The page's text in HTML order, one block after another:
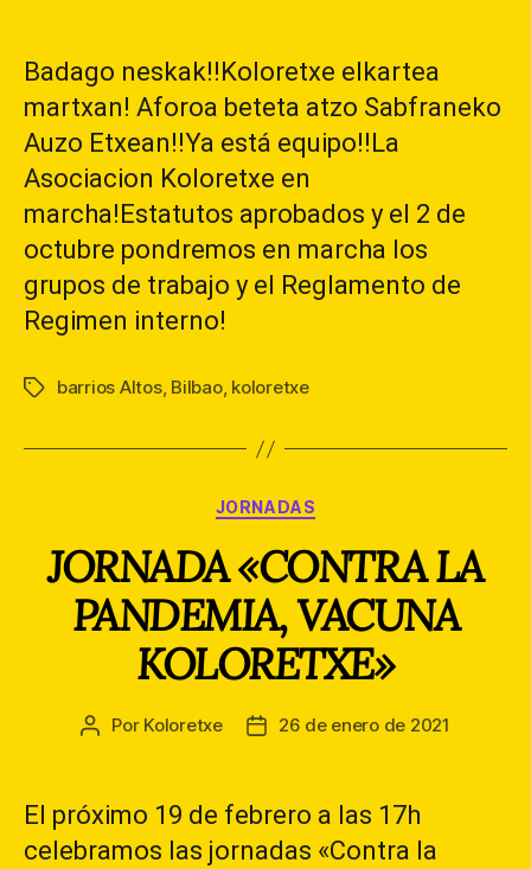
entrada
entrada
Badago neskak!!Koloretxe elkartea
martxan! Aforoa beteta atzo Sabfraneko
Auzo Etxean!!Ya está equipo!!La
Asociacion Koloretxe en
marcha!Estatutos aprobados y el 2 de
octubre pondremos en marcha los
grupos de trabajo y el Reglamento de
Regimen interno!
Etiquetas
barrios Altos, Bilbao, koloretxe
Categorías
JORNADAS
JORNADA «CONTRA LA
PANDEMIA, VACUNA
KOLORETXE»
Autor
entrada
Por Koloretxe
Fecha26 de enero de 2021
El próximo 19 de febrero a las 17h
celebramos las jornadas «Contra la